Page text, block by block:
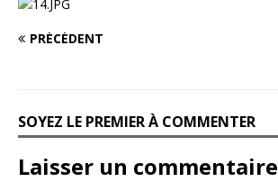
PRÉCÉDENT
SOYEZ LE PREMIER À COMMENTER
Laisser un commentaire